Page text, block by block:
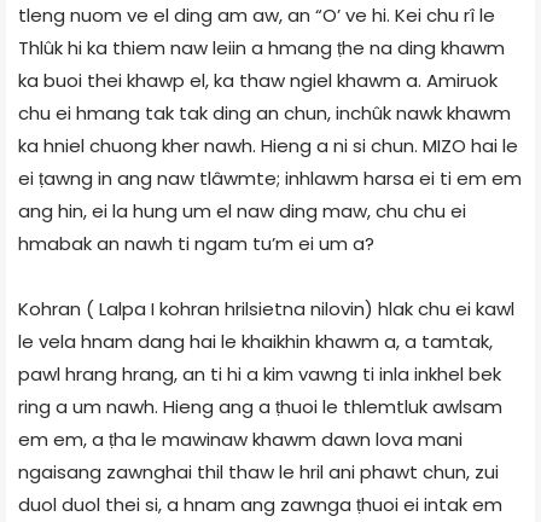
tleng nuom ve el ding am aw, an “O’ ve hi. Kei chu rî le
Thlûk hi ka thiem naw leiin a hmang ṭhe na ding khawm
ka buoi thei khawp el, ka thaw ngiel khawm a. Amiruok
chu ei hmang tak tak ding an chun, inchûk nawk khawm
ka hniel chuong kher nawh. Hieng a ni si chun. MIZO hai le
ei ṭawng in ang naw tlâwmte; inhlawm harsa ei ti em em
ang hin, ei la hung um el naw ding maw, chu chu ei
hmabak an nawh ti ngam tu’m ei um a?
Kohran ( Lalpa I kohran hrilsietna nilovin) hlak chu ei kawl
le vela hnam dang hai le khaikhin khawm a, a tamtak,
pawl hrang hrang, an ti hi a kim vawng ti inla inkhel bek
ring a um nawh. Hieng ang a ṭhuoi le thlemtluk awlsam
em em, a ṭha le mawinaw khawm dawn lova mani
ngaisang zawnghai thil thaw le hril ani phawt chun, zui
duol duol thei si, a hnam ang zawnga ṭhuoi ei intak em